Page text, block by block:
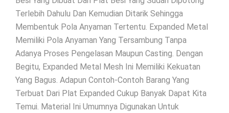
Terlebih Dahulu Dan Kemudian Ditarik Sehingga
Membentuk Pola Anyaman Tertentu. Expanded Metal
Memiliki Pola Anyaman Yang Tersambung Tanpa
Adanya Proses Pengelasan Maupun Casting. Dengan
Begitu, Expanded Metal Mesh Ini Memiliki Kekuatan
Yang Bagus. Adapun Contoh-Contoh Barang Yang
Terbuat Dari Plat Expanded Cukup Banyak Dapat Kita
Temui. Material Ini Umumnya Digunakan Untuk